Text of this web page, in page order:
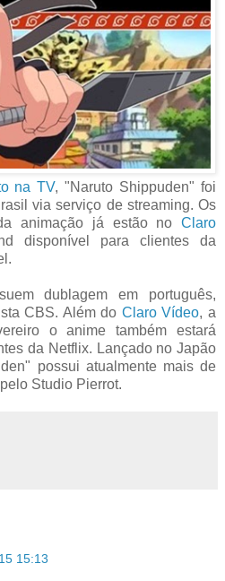
na TV, "Naruto Shippuden" foi
via serviço de streaming. Os
animação já estão no Claro
disponível para clientes da
dublagem em português,
CBS. Além do Claro Vídeo, a
o anime também estará
da Netflix. Lançado no Japão
possui atualmente mais de
Studio Pierrot.
15:13